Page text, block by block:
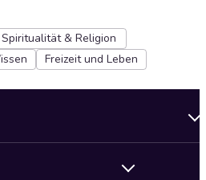
Spiritualität & Religion
Freizeit und Leben